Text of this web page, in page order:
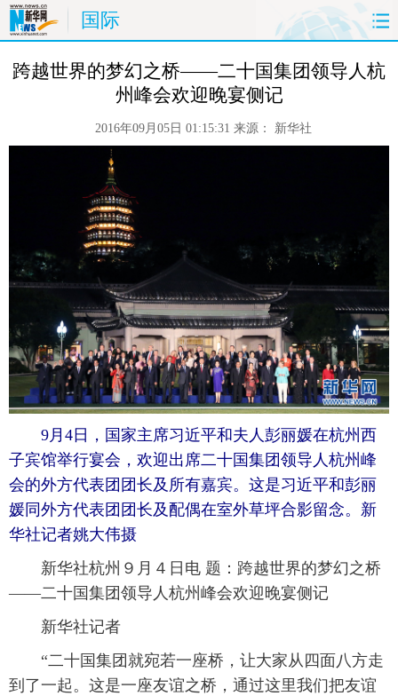
国际
首页 时政 国际 财经
台湾
能源 房产 公司
图片 视频 彩票 食品
旅游 健康 信息化 数据
金融 公益 军事 无人机
富媒体 摄影 新华广播
新华电视中文 新华电视英文 返回PC
跨越世界的梦幻之桥——二十国集团领导人杭
州峰会欢迎晚宴侧记
2016年09月05日 01:15:31 来源： 新华社
9月4日，国家主席习近平和夫人彭丽媛在杭州西
子宾馆举行宴会，欢迎出席二十国集团领导人杭州峰
会的外方代表团团长及所有嘉宾。这是习近平和彭丽
媛同外方代表团团长及配偶在室外草坪合影留念。新
华社记者姚大伟摄
新华社杭州９月４日电 题：跨越世界的梦幻之桥
——二十国集团领导人杭州峰会欢迎晚宴侧记
新华社记者
“二十国集团就宛若一座桥，让大家从四面八方走
到了一起。这是一座友谊之桥，通过这里我们把友谊